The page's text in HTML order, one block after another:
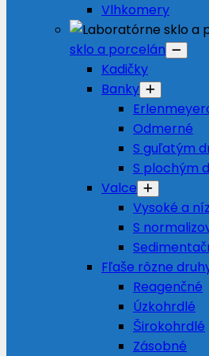
Vlhkomery
sklo a porcelán
Kadičky
Banky
Odmerné
S guľatým
S plochým
Valce
Vysoké a
S
Fľaše rôzne
Reagenčné
Úzkohrdlé
Širokohrdlé
Zásobné